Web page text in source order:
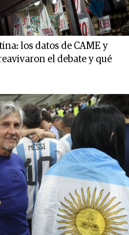
los datos de CAME y
el debate y qué